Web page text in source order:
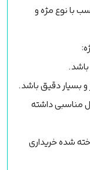
با نوع مژه و
بسیار دقیق باشد.
مناسبی داشته
شده خریداری